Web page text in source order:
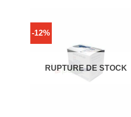
-12%
RUPTURE DE STOCK